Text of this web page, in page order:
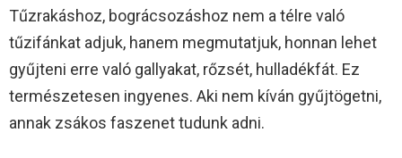
Tűzrakáshoz, bográcsozáshoz nem a télre való
tűzifánkat adjuk, hanem megmutatjuk, honnan lehet
gyűjteni erre való gallyakat, rőzsét, hulladékfát. Ez
természetesen ingyenes. Aki nem kíván gyűjtögetni,
annak zsákos faszenet tudunk adni.